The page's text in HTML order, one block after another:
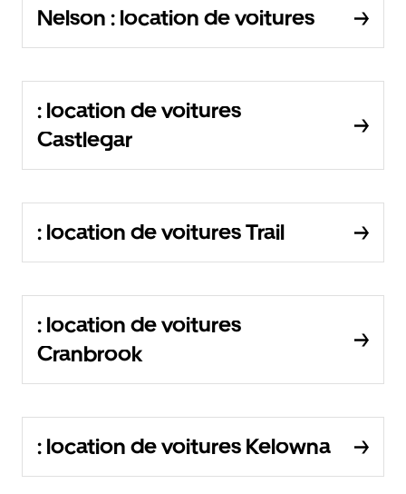
Nelson : location de voitures
: location de voitures
Castlegar
: location de voitures Trail
: location de voitures
Cranbrook
: location de voitures Kelowna